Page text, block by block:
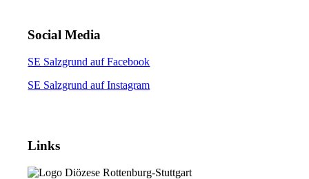
Social Media
SE Salzgrund auf Facebook
SE Salzgrund auf Instagram
Links